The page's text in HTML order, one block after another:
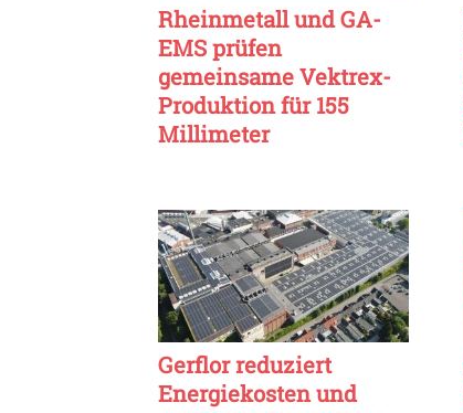
Rheinmetall und GA-
EMS prüfen
gemeinsame Vektrex-
Produktion für 155
Millimeter
Gerflor reduziert
Energiekosten und